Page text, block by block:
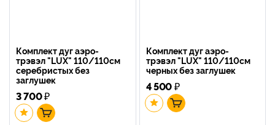
Комплект дуг аэро-
трэвэл "LUX" 110/110см
серебристых без
заглушек
3 700₽
Комплект дуг аэро-
трэвэл "LUX" 110/110см
черных без заглушек
4 500₽